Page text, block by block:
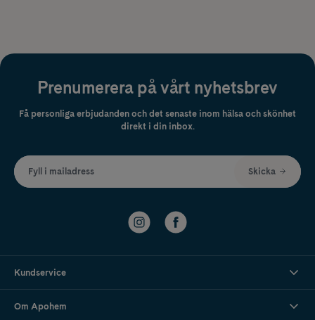
Prenumerera på vårt nyhetsbrev
Få personliga erbjudanden och det senaste inom hälsa och skönhet
direkt i din inbox.
Fyll i mailadress Skicka
Kundservice
Om Apohem